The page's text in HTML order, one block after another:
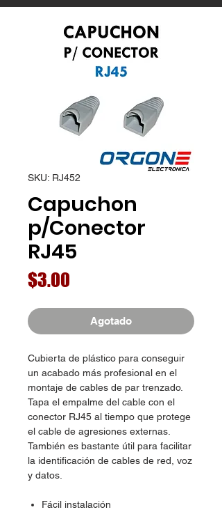
SKU: RJ452
Capuchon
p/Conector
RJ45
$3.00
Agotado
Cubierta de plástico para conseguir
un acabado más profesional en el
montaje de cables de par trenzado.
Tapa el empalme del cable con el
conector RJ45 al tiempo que protege
el cable de agresiones externas.
También es bastante útil para facilitar
la identificación de cables de red, voz
y datos.
Fácil instalación